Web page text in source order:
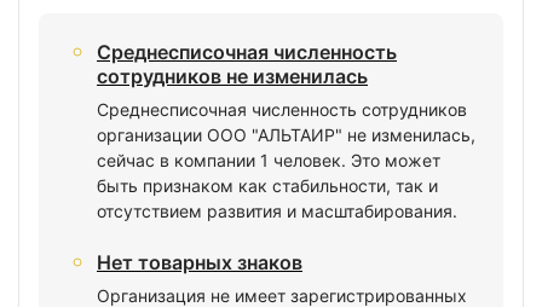
Среднесписочная численность
сотрудников не изменилась
Среднесписочная численность сотрудников
организации ООО "АЛЬТАИР" не изменилась,
сейчас в компании 1 человек. Это может
быть признаком как стабильности, так и
отсутствием развития и масштабирования.
Нет товарных знаков
Организация не имеет зарегистрированных